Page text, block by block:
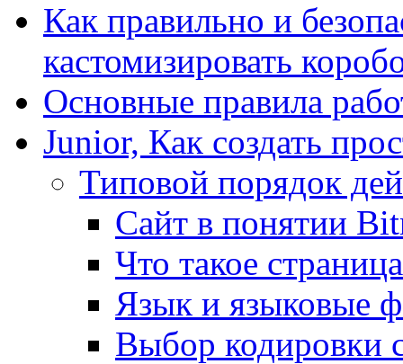
Как правильно и
кастомизировать
Основные правила
Junior, Как создать
Типовой порядок
Сайт в понятии
Что такое страница
Язык и языковые
Выбор кодировки